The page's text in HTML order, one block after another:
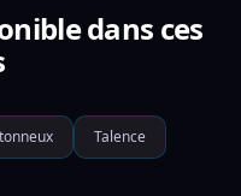
dans ces
Talence